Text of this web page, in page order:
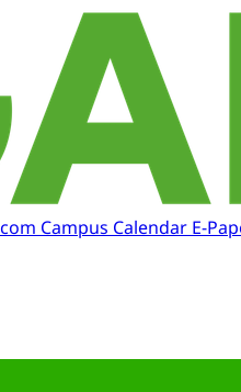
Campus Calendar E-